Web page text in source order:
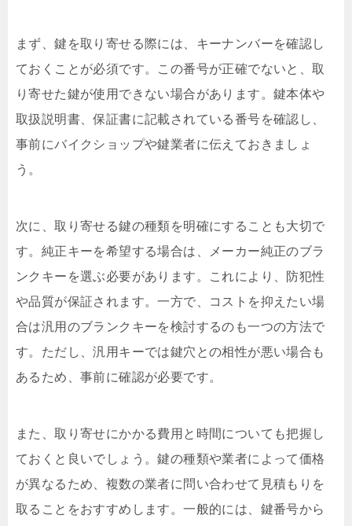
まず、鍵を取り寄せる際には、キーナンバーを確認し
ておくことが必須です。この番号が正確でないと、取
り寄せた鍵が使用できない場合があります。鍵本体や
取扱説明書、保証書に記載されている番号を確認し、
事前にバイクショップや鍵業者に伝えておきましょ
う。
次に、取り寄せる鍵の種類を明確にすることも大切で
す。純正キーを希望する場合は、メーカー純正のブラ
ンクキーを選ぶ必要があります。これにより、防犯性
や品質が保証されます。一方で、コストを抑えたい場
合は汎用のブランクキーを検討するのも一つの方法で
す。ただし、汎用キーでは鍵穴との相性が悪い場合も
あるため、事前に確認が必要です。
また、取り寄せにかかる費用と時間についても把握し
ておくと良いでしょう。鍵の種類や業者によって価格
が異なるため、複数の業者に問い合わせて見積もりを
取ることをおすすめします。一般的には、鍵番号から